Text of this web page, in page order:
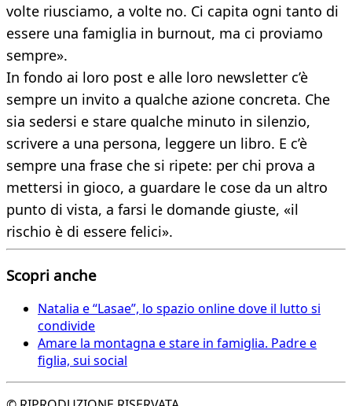
volte riusciamo, a volte no. Ci capita ogni tanto di
essere una famiglia in burnout, ma ci proviamo
sempre».
In fondo ai loro post e alle loro newsletter c’è
sempre un invito a qualche azione concreta. Che
sia sedersi e stare qualche minuto in silenzio,
scrivere a una persona, leggere un libro. E c’è
sempre una frase che si ripete: per chi prova a
mettersi in gioco, a guardare le cose da un altro
punto di vista, a farsi le domande giuste, «il
rischio è di essere felici».
Scopri anche
Natalia e “Lasae”, lo spazio online dove il lutto si
condivide
Amare la montagna e stare in famiglia. Padre e
figlia, sui social